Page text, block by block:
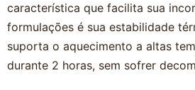
característica que facilita sua
formulações é sua estabilidade
suporta o aquecimento a altas
durante 2 horas, sem sofrer